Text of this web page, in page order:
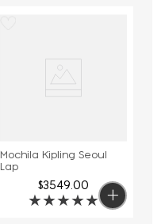
Mochila Kipling Seoul
Lap
$3549.00
★★★★★